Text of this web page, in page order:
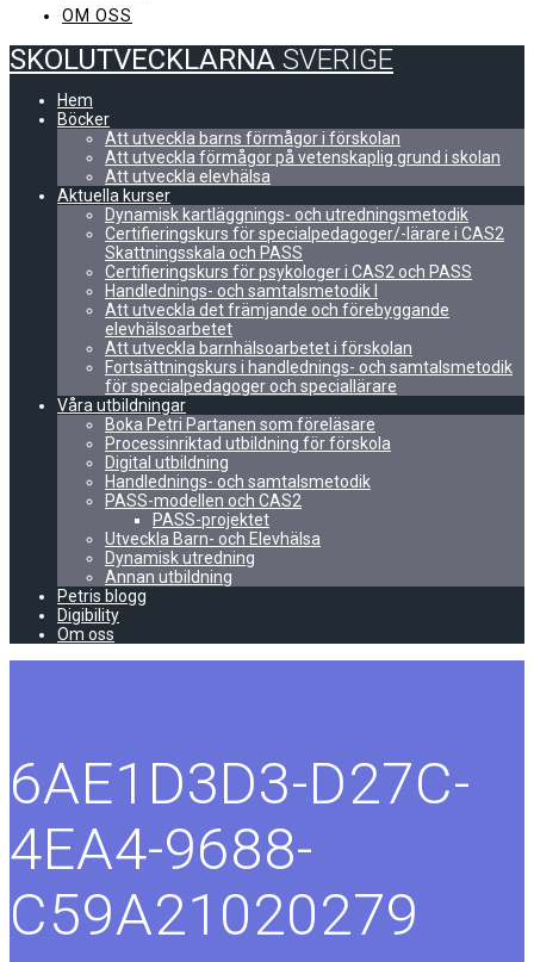
OM OSS
SKOLUTVECKLARNA SVERIGE
Hem
Böcker
Att utveckla barns förmågor i förskolan
Att utveckla förmågor på vetenskaplig grund i skolan
Att utveckla elevhälsa
Aktuella kurser
Dynamisk kartläggnings- och utredningsmetodik
Certifieringskurs för specialpedagoger/-lärare i CAS2
Skattningsskala och PASS
Certifieringskurs för psykologer i CAS2 och PASS
Handlednings- och samtalsmetodik I
Att utveckla det främjande och förebyggande
elevhälsoarbetet
Att utveckla barnhälsoarbetet i förskolan
Fortsättningskurs i handlednings- och samtalsmetodik
för specialpedagoger och speciallärare
Våra utbildningar
Boka Petri Partanen som föreläsare
Processinriktad utbildning för förskola
Digital utbildning
Handlednings- och samtalsmetodik
PASS-modellen och CAS2
PASS-projektet
Utveckla Barn- och Elevhälsa
Dynamisk utredning
Annan utbildning
Petris blogg
Digibility
Om oss
6AE1D3D3-D27C-
4EA4-9688-
C59A21020279